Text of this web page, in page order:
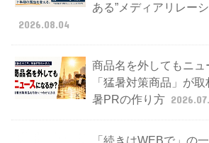
ある”メディアリレー
2026.08.04
商品名を外してもニュ
「猛暑対策商品」が
暑PRの作り方
「続きはWEBで」の